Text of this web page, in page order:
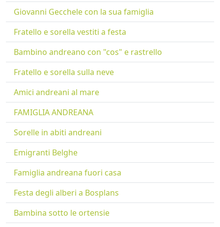
Giovanni Gecchele con la sua famiglia
Fratello e sorella vestiti a festa
Bambino andreano con "cos" e rastrello
Fratello e sorella sulla neve
Amici andreani al mare
FAMIGLIA ANDREANA
Sorelle in abiti andreani
Emigranti Belghe
Famiglia andreana fuori casa
Festa degli alberi a Bosplans
Bambina sotto le ortensie